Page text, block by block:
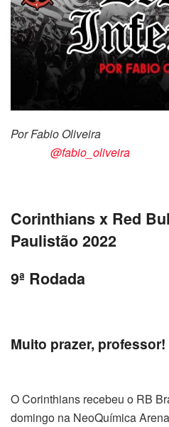
Por
@fabio_oliveira
Corinthians x Red
Paulistão 2022
9ª Rodada
Muito prazer, professor!
O Corinthians recebeu o RB
domingo na NeoQuímica